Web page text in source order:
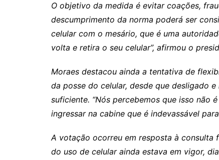
Porangatu
Rialma
Rianápolis
Rubiataba
Santa Isabel
Santa Terezinha de
Senador Canedo
Uirapuru
O objetivo da medida é evitar coações,
descumprimento da norma poderá ser
celular com o mesário, que é uma
volta e retira o seu celular”, afirmou o
Moraes destacou ainda a tentativa de
da posse do celular, desde que desligado
suficiente. “Nós percebemos que isso não
ingressar na cabine que é indevassável
A votação ocorreu em resposta à consulta
do uso de celular ainda estava em vigor,